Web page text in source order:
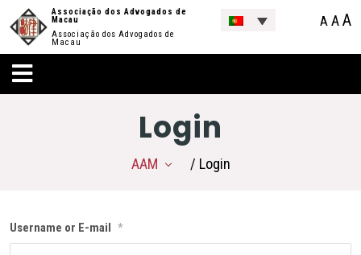
Associação dos Advogados de
Macau
Associação dos Advogados de
Macau
A AA
Login
AAM / Login
Username or E-mail *